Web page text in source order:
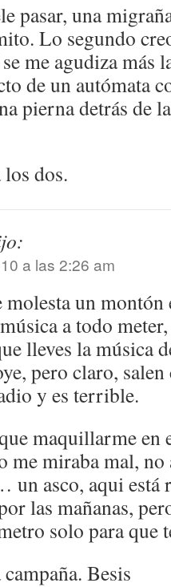
pasar, una
Lo segundo
me agudiza más
de un autómata
pierna detrás de
dos.
a las 2:26 am
un montón
a todo
lleves la música
pero claro,
y es terrible.
maquillarme en
me miraba mal, no
asco, aqui está
las mañanas,
solo para
Besis